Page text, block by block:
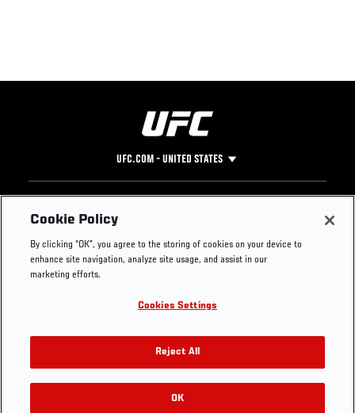
UFC.COM - UNITED STATES
Footer
UFC
UFC Foundation
UFC Careers
Store
UFC Video
Instagram
YouTube
TikTok
Twitter
Press
Cookie Policy
By clicking “OK”, you agree to the storing of cookies on your device to
enhance site navigation, analyze site usage, and assist in our
marketing efforts.
Cookies Settings
Reject All
OK